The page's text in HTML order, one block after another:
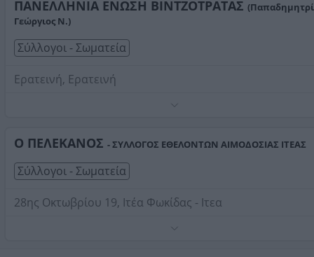
ΠΑΝΕΛΛΗΝΙΑ ΕΝΩΣΗ ΒΙΝΤΖΟΤΡΑΤΑΣ
Γεώργιος Ν.)
Σύλλογοι - Σωματεία
Ερατεινή, Ερατεινή
Ο ΠΕΛΕΚΑΝΟΣ - ΣΥΛΛΟΓΟΣ ΕΘΕΛΟΝΤΩΝ ΑΙΜΟΔΟΣΙΑΣ ΙΤΕΑΣ
Σύλλογοι - Σωματεία
28ης Οκτωβρίου 19, Ιτέα Φωκίδας - Ιτεα